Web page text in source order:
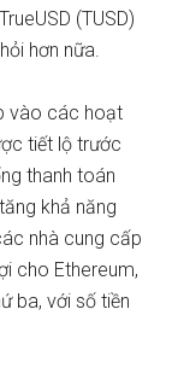
(TUSD)
hơn nữa.
vào các hoạt
tiết lộ trước
thanh toán
khả năng
nhà cung cấp
cho Ethereum,
ba, với số tiền